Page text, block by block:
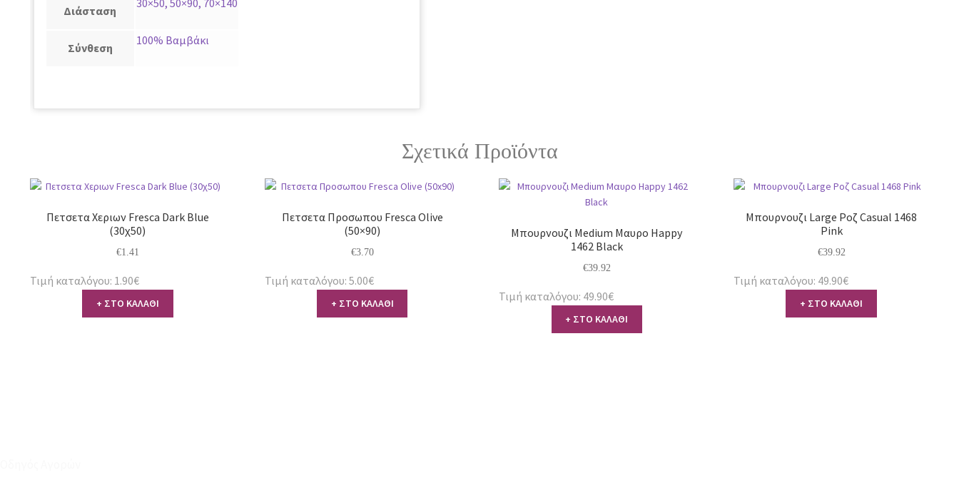
Διάσταση
Σύνθεση
100% Βαμβάκι
Σχετικά Προϊόντα
Πετσετα Χεριων Fresca Dark Blue
(30χ50)
€1.41
Τιμή καταλόγου: 1.90€
+ ΣΤΟ ΚΑΛΑΘΙ
Πετσετα Προσωπου Fresca Olive
(50×90)
€3.70
Τιμή καταλόγου: 5.00€
+ ΣΤΟ ΚΑΛΑΘΙ
Μπουρνουζι Medium Μαυρο Happy
1462 Black
€39.92
Τιμή καταλόγου: 49.90€
+ ΣΤΟ ΚΑΛΑΘΙ
Μπουρνουζι Large Ροζ Casual 1468
Pink
€39.92
Τιμή καταλόγου: 49.90€
+ ΣΤΟ ΚΑΛΑΘΙ